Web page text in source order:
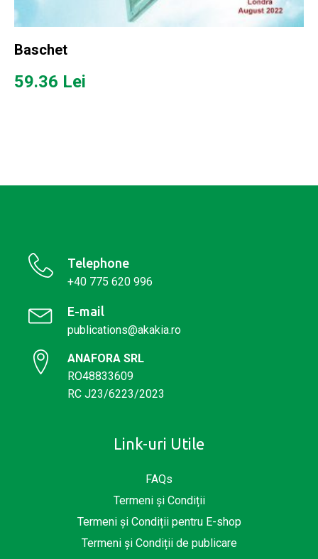
Baschet
59.36 Lei
Telephone
+40 775 620 996
E-mail
publications@akakia.ro
ANAFORA SRL
RO48833609
RC J23/6223/2023
Link-uri Utile
FAQs
Termeni și Condiții
Termeni și Condiții pentru E-shop
Termeni și Condiții de publicare